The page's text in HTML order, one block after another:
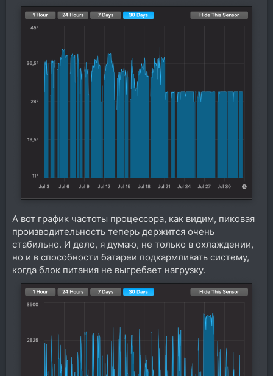
А вот график частоты процессора, как видим, пиковая
производительность теперь держится очень
стабильно. И дело, я думаю, не только в охлаждении,
но и в способности батареи подкармливать систему,
когда блок питания не выгребает нагрузку.